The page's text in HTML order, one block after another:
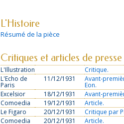
L'Histoire
Résumé de la pièce
Critiques et articles de presse
L'Illustration
Critique.
L'Echo de
Paris
11/12/1931 Avant-
Eon.
Excelsior
18/12/1931
Avant-
Comoedia
19/12/1931
Article.
Le Figaro
20/12/1931
Critique par
Comoedia
20/12/1931
Article.